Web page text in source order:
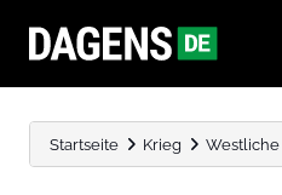
Startseite Krieg Westliche